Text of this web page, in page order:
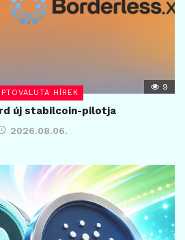
HÍREK
9
új stabilcoin-pilotja
2026.08.06.